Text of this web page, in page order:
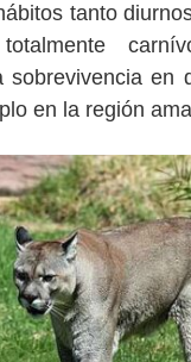
tanto
sobrevivencia en
en la región